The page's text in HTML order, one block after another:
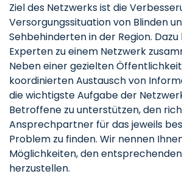
Ziel des Netzwerks ist die
Versorgungssituation von Blinden
Sehbehinderten in der Region.
Experten zu einem Netzwerk
Neben einer gezielten
koordinierten Austausch von
die wichtigste Aufgabe der
Betroffene zu unterstützen, den
Ansprechpartner für das jeweils
Problem zu finden. Wir nennen
Möglichkeiten, den
herzustellen.